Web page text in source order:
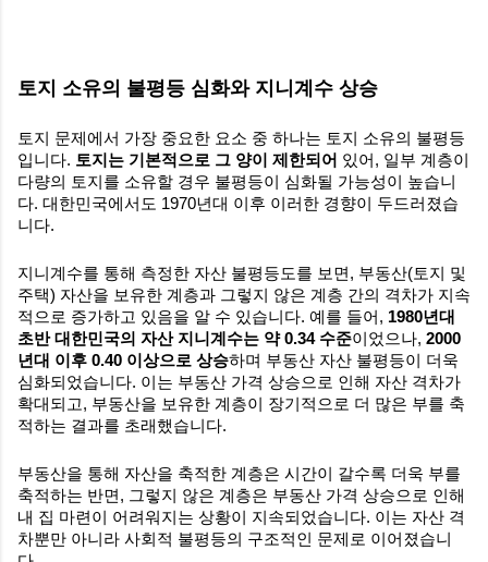
토지 소유의 불평등 심화와 지니계수 상승
토지 문제에서 가장 중요한 요소 중 하나는 토지 소유의 불평등
입니다. 토지는 기본적으로 그 양이 제한되어 있어, 일부 계층이
다량의 토지를 소유할 경우 불평등이 심화될 가능성이 높습니
다. 대한민국에서도 1970년대 이후 이러한 경향이 두드러졌습
니다.
지니계수를 통해 측정한 자산 불평등도를 보면, 부동산(토지 및
주택) 자산을 보유한 계층과 그렇지 않은 계층 간의 격차가 지속
적으로 증가하고 있음을 알 수 있습니다. 예를 들어, 1980년대
초반 대한민국의 자산 지니계수는 약 0.34 수준이었으나, 2000
년대 이후 0.40 이상으로 상승하며 부동산 자산 불평등이 더욱
심화되었습니다. 이는 부동산 가격 상승으로 인해 자산 격차가
확대되고, 부동산을 보유한 계층이 장기적으로 더 많은 부를 축
적하는 결과를 초래했습니다.
부동산을 통해 자산을 축적한 계층은 시간이 갈수록 더욱 부를
축적하는 반면, 그렇지 않은 계층은 부동산 가격 상승으로 인해
내 집 마련이 어려워지는 상황이 지속되었습니다. 이는 자산 격
차뿐만 아니라 사회적 불평등의 구조적인 문제로 이어졌습니